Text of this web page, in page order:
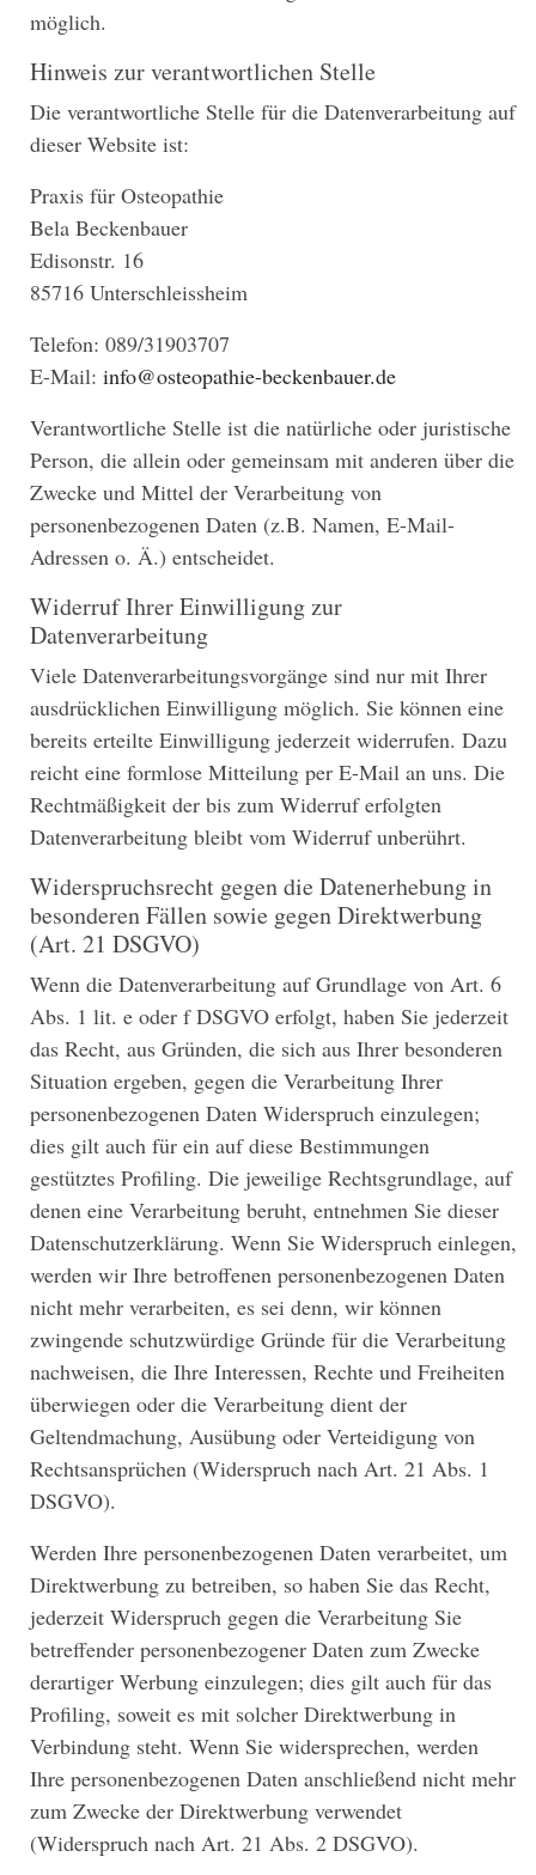
möglich.
Hinweis zur verantwortlichen Stelle
Die verantwortliche Stelle für die Datenverarbeitung auf
dieser Website ist:
Praxis für Osteopathie
Bela Beckenbauer
Edisonstr. 16
85716 Unterschleissheim
Telefon: 089/31903707
E-Mail: info@osteopathie-beckenbauer.de
Verantwortliche Stelle ist die natürliche oder juristische
Person, die allein oder gemeinsam mit anderen über die
Zwecke und Mittel der Verarbeitung von
personenbezogenen Daten (z.B. Namen, E-Mail-
Adressen o. Ä.) entscheidet.
Widerruf Ihrer Einwilligung zur
Datenverarbeitung
Viele Datenverarbeitungsvorgänge sind nur mit Ihrer
ausdrücklichen Einwilligung möglich. Sie können eine
bereits erteilte Einwilligung jederzeit widerrufen. Dazu
reicht eine formlose Mitteilung per E-Mail an uns. Die
Rechtmäßigkeit der bis zum Widerruf erfolgten
Datenverarbeitung bleibt vom Widerruf unberührt.
Widerspruchsrecht gegen die Datenerhebung in
besonderen Fällen sowie gegen Direktwerbung
(Art. 21 DSGVO)
Wenn die Datenverarbeitung auf Grundlage von Art. 6
Abs. 1 lit. e oder f DSGVO erfolgt, haben Sie jederzeit
das Recht, aus Gründen, die sich aus Ihrer besonderen
Situation ergeben, gegen die Verarbeitung Ihrer
personenbezogenen Daten Widerspruch einzulegen;
dies gilt auch für ein auf diese Bestimmungen
gestütztes Profiling. Die jeweilige Rechtsgrundlage, auf
denen eine Verarbeitung beruht, entnehmen Sie dieser
Datenschutzerklärung. Wenn Sie Widerspruch einlegen,
werden wir Ihre betroffenen personenbezogenen Daten
nicht mehr verarbeiten, es sei denn, wir können
zwingende schutzwürdige Gründe für die Verarbeitung
nachweisen, die Ihre Interessen, Rechte und Freiheiten
überwiegen oder die Verarbeitung dient der
Geltendmachung, Ausübung oder Verteidigung von
Rechtsansprüchen (Widerspruch nach Art. 21 Abs. 1
DSGVO).
Werden Ihre personenbezogenen Daten verarbeitet, um
Direktwerbung zu betreiben, so haben Sie das Recht,
jederzeit Widerspruch gegen die Verarbeitung Sie
betreffender personenbezogener Daten zum Zwecke
derartiger Werbung einzulegen; dies gilt auch für das
Profiling, soweit es mit solcher Direktwerbung in
Verbindung steht. Wenn Sie widersprechen, werden
Ihre personenbezogenen Daten anschließend nicht mehr
zum Zwecke der Direktwerbung verwendet
(Widerspruch nach Art. 21 Abs. 2 DSGVO).